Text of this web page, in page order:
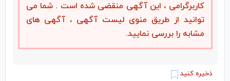
کاربرگرامی ، این آگهی منقضی شده است . شما می
توانید از طریق منوی لیست آگهی ، آگهی های
مشابه را بررسی نمایید.
ذخیره کنید